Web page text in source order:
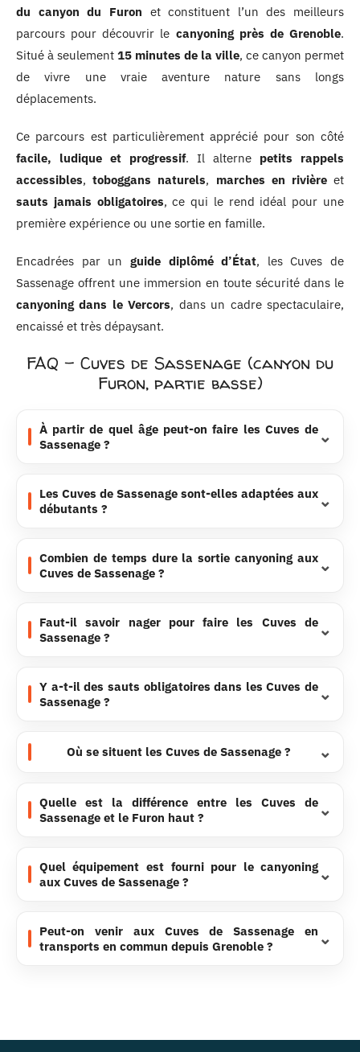
du canyon du Furon et constituent l’un des meilleurs
parcours pour découvrir le canyoning près de Grenoble.
Situé à seulement 15 minutes de la ville, ce canyon permet
de vivre une vraie aventure nature sans longs
déplacements.
Ce parcours est particulièrement apprécié pour son côté
facile, ludique et progressif. Il alterne petits rappels
accessibles,toboggans naturels, marches en rivièreet
sauts jamais obligatoires, ce qui le rend idéal pour une
première expérience ou une sortie en famille.
Encadrées par un guide diplômé d’État, les Cuves de
Sassenage offrent une immersion en toute sécurité dans le
canyoning dans le Vercors, dans un cadre spectaculaire,
encaissé et très dépaysant.
FAQ – Cuves de Sassenage (canyon du
Furon, partie basse)
À partir de quel âge peut-on faire les Cuves de
Sassenage ?
Les Cuves de Sassenage sont-elles adaptées aux
débutants ?
Combien de temps dure la sortie canyoning aux
Cuves de Sassenage ?
Faut-il savoir nager pour faire les Cuves de
Sassenage ?
Y a-t-il des sauts obligatoires dans les Cuves de
Sassenage ?
Où se situent les Cuves de Sassenage ?
Quelle est la différence entre les Cuves de
Sassenage et le Furon haut ?
Quel équipement est fourni pour le canyoning
aux Cuves de Sassenage ?
Peut-on venir aux Cuves de Sassenage en
transports en commun depuis Grenoble ?